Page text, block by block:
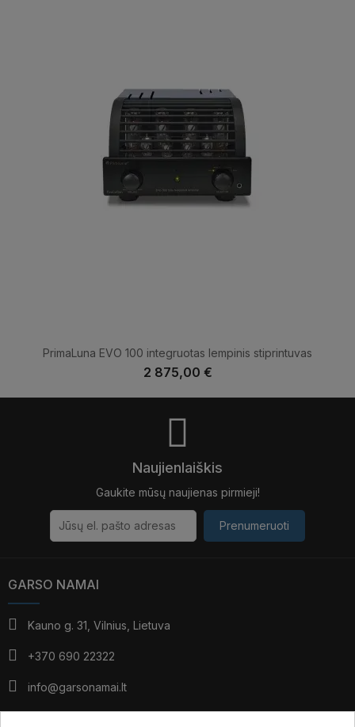
PrimaLuna EVO 100 integruotas lempinis stiprintuvas
2 875,00 €
Naujienlaiškis
Gaukite mūsų naujienas pirmieji!
Prenumeruoti
GARSO NAMAI
Kauno g. 31, Vilnius, Lietuva
+370 690 22322
info@garsonamai.lt